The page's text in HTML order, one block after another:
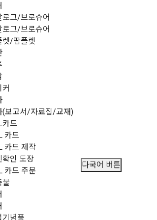
로그/브로슈어
로그/브로슈어
렛/팜플렛
(보고서/자료집/교재)
카드
카드
카드 제작
확인 도장
카드 주문
물
기념품
다국어 버튼